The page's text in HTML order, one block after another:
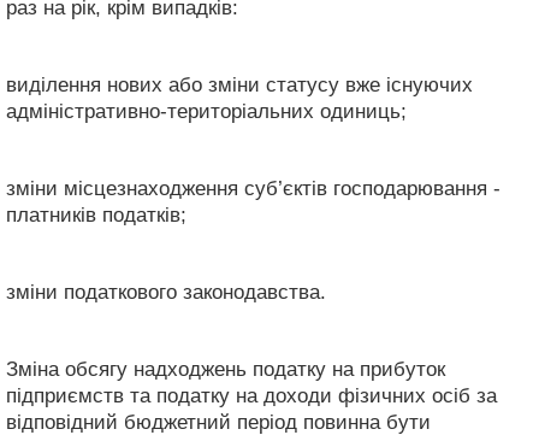
раз на рік, крім випадків:
виділення нових або зміни статусу вже існуючих
адміністративно-територіальних одиниць;
зміни місцезнаходження суб’єктів господарювання -
платників податків;
зміни податкового законодавства.
Зміна обсягу надходжень податку на прибуток
підприємств та податку на доходи фізичних осіб за
відповідний бюджетний період повинна бути